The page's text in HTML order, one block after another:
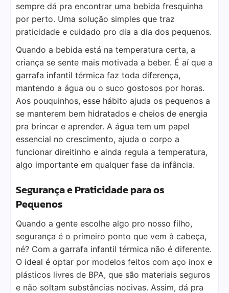
sempre dá pra encontrar uma bebida fresquinha
por perto. Uma solução simples que traz
praticidade e cuidado pro dia a dia dos pequenos.
Quando a bebida está na temperatura certa, a
criança se sente mais motivada a beber. É aí que a
garrafa infantil térmica faz toda diferença,
mantendo a água ou o suco gostosos por horas.
Aos pouquinhos, esse hábito ajuda os pequenos a
se manterem bem hidratados e cheios de energia
pra brincar e aprender. A água tem um papel
essencial no crescimento, ajuda o corpo a
funcionar direitinho e ainda regula a temperatura,
algo importante em qualquer fase da infância.
Segurança e Praticidade para os
Pequenos
Quando a gente escolhe algo pro nosso filho,
segurança é o primeiro ponto que vem à cabeça,
né? Com a garrafa infantil térmica não é diferente.
O ideal é optar por modelos feitos com aço inox e
plásticos livres de BPA, que são materiais seguros
e não soltam substâncias nocivas. Assim, dá pra